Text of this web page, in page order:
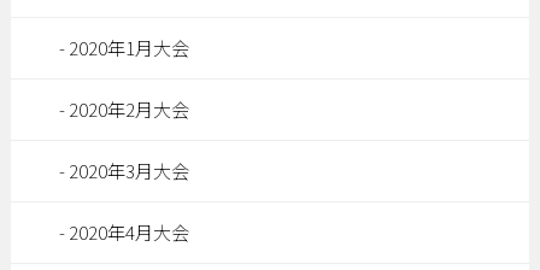
2020年1月大会
2020年2月大会
2020年3月大会
2020年4月大会